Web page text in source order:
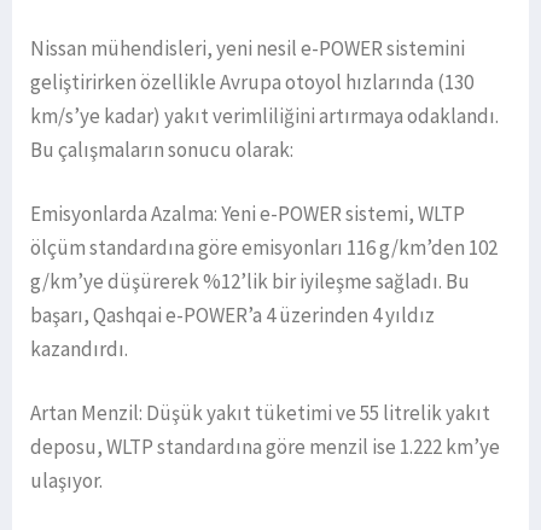
Nissan mühendisleri, yeni nesil e-POWER sistemini
geliştirirken özellikle Avrupa otoyol hızlarında (130
km/s’ye kadar) yakıt verimliliğini artırmaya odaklandı.
Bu çalışmaların sonucu olarak:
Emisyonlarda Azalma: Yeni e-POWER sistemi, WLTP
ölçüm standardına göre emisyonları 116 g/km’den 102
g/km’ye düşürerek %12’lik bir iyileşme sağladı. Bu
başarı, Qashqai e-POWER’a 4 üzerinden 4 yıldız
kazandırdı.
Artan Menzil: Düşük yakıt tüketimi ve 55 litrelik yakıt
deposu, WLTP standardına göre menzil ise 1.222 km’ye
ulaşıyor.